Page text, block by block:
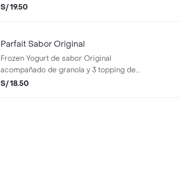
frutas a elección.
S/ 19.50
Parfait Sabor Original
Frozen Yogurt de sabor Original
acompañado de granola y 3 topping de
frutas a elección
S/ 18.50